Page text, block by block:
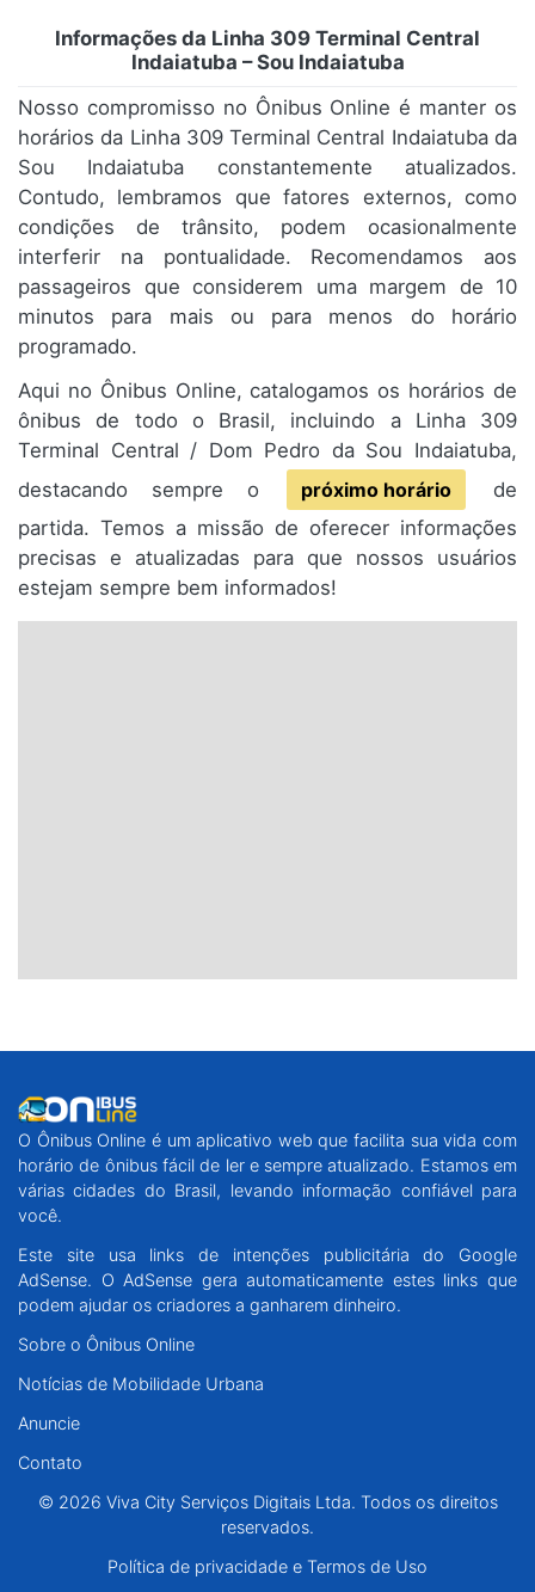
Informações da Linha 309 Terminal Central
Indaiatuba – Sou Indaiatuba
Nosso compromisso no Ônibus Online é manter os
horários da Linha 309 Terminal Central Indaiatuba da
Sou Indaiatuba constantemente atualizados.
Contudo, lembramos que fatores externos, como
condições de trânsito, podem ocasionalmente
interferir na pontualidade. Recomendamos aos
passageiros que considerem uma margem de 10
minutos para mais ou para menos do horário
programado.
Aqui no Ônibus Online, catalogamos os horários de
ônibus de todo o Brasil, incluindo a Linha 309
Terminal Central / Dom Pedro da Sou Indaiatuba,
destacando sempre o
próximo horário
de
partida. Temos a missão de oferecer informações
precisas e atualizadas para que nossos usuários
estejam sempre bem informados!
O Ônibus Online é um aplicativo web que facilita sua vida com
horário de ônibus fácil de ler e sempre atualizado. Estamos em
várias cidades do Brasil, levando informação confiável para
você.
Este site usa links de intenções publicitária do Google
AdSense. O AdSense gera automaticamente estes links que
podem ajudar os criadores a ganharem dinheiro.
Sobre o Ônibus Online
Notícias de Mobilidade Urbana
Anuncie
Contato
© 2026 Viva City Serviços Digitais Ltda. Todos os direitos
reservados.
Política de privacidade e Termos de Uso